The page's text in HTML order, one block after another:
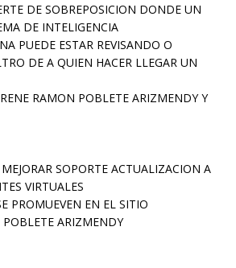
DE SOBREPOSICION DONDE UN
DE INTELIGENCIA
PUEDE ESTAR REVISANDO O
DE A QUIEN HACER LLEGAR UN
RAMON POBLETE ARIZMENDY Y
SOPORTE ACTUALIZACION A
VIRTUALES
PROMUEVEN EN EL SITIO
ARIZMENDY